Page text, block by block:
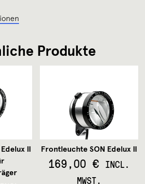
Produkte
II
Frontleuchte SON Edelux II
169,00€ INCL.
MWST.